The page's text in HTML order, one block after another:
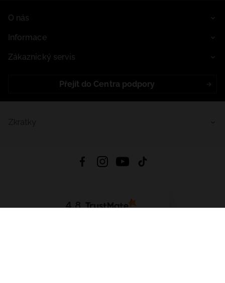
O nás
Informace
Zákaznický servis
Přejít do Centra podpory
4.8